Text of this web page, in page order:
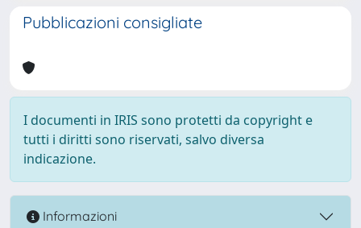
Pubblicazioni consigliate
I documenti in IRIS sono protetti da copyright e
tutti i diritti sono riservati, salvo diversa
indicazione.
Informazioni